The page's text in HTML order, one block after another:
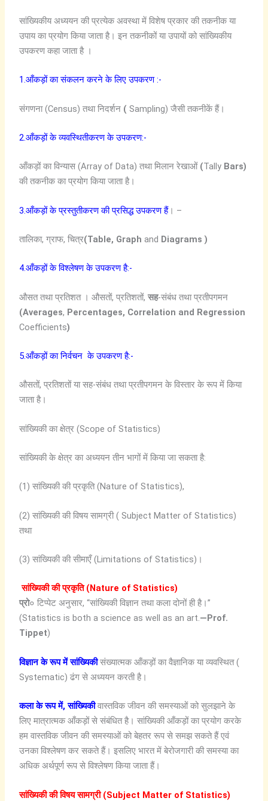
सांख्यिकीय अध्ययन की प्रत्येक अवस्था में विशेष प्रकार की तकनीक या
उपाय का प्रयोग किया जाता है। इन तकनीकों या उपायों को सांख्यिकीय
उपकरण कहा जाता है ।
1.आँकड़ों का संकलन करने के लिए उपकरण :-
संगणना (Census) तथा निदर्शन ( Sampling) जैसी तकनीकें हैं।
2.आँकड़ों के व्यवस्थितीकरण के उपकरण:-
आँकड़ों का विन्यास (Array of Data) तथा मिलान रेखाओं (Tally Bars)
की तकनीक का प्रयोग किया जाता है।
3.आँकड़ों के प्रस्तुतीकरण की प्रसिद्ध उपकरण हैं। –
तालिका, ग्राफ, चित्र(Table, Graph and Diagrams )
4.आँकड़ों के विश्लेषण के उपकरण है:-
औसत तथा प्रतिशत । औसतों, प्रतिशतों, सह-संबंध तथा प्रतीपगमन
(Averages, Percentages, Correlation and Regression
Coefficients)
5.आँकड़ों का निर्वचन के उपकरण है:-
औसतों, प्रतिशतों या सह-संबंध तथा प्रतीपगमन के विस्तार के रूप में किया
जाता है।
सांख्यिकी का क्षेत्र (Scope of Statistics)
सांख्यिकी के क्षेत्र का अध्ययन तीन भागों में किया जा सकता है:
(1) सांख्यिकी की प्रकृति (Nature of Statistics),
(2) सांख्यिकी की विषय सामग्री ( Subject Matter of Statistics)
तथा
(3) सांख्यिकी की सीमाएँ (Limitations of Statistics)।
सांख्यिकी की प्रकृति (Nature of Statistics)
प्रो० टिप्पेट अनुसार, “सांख्यिकी विज्ञान तथा कला दोनों ही है।”
(Statistics is both a science as well as an art.—Prof.
Tippet)
विज्ञान के रूप में सांख्यिकीसंख्यात्मक आँकड़ों का वैज्ञानिक या व्यवस्थित (
Systematic) ढंग से अध्ययन करती है।
कला के रूप में, सांख्यिकीवास्तविक जीवन की समस्याओं को सुलझाने के
लिए मात्रात्मक आँकड़ों से संबंधित है। सांख्यिकी आँकड़ों का प्रयोग करके
हम वास्तविक जीवन की समस्याओं को बेहतर रूप से समझ सकते हैं एवं
उनका विश्लेषण कर सकते हैं। इसलिए भारत में बेरोजगारी की समस्या का
अधिक अर्थपूर्ण रूप से विश्लेषण किया जाता हैं।
सांख्यिकी की विषय सामग्री (Subject Matter of Statistics)